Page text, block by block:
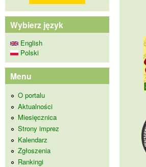
Wybierz język
English
Polski
Menu
O portalu
Aktualności
Miesięcznica
Strony imprez
Kalendarz
Zgłoszenia
Rankingi